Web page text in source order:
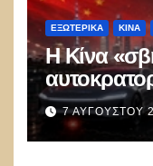
ΕΞΩΤΕΡΙΚΑ ΚΊΝΑ
Η Κίνα
100.000
πολιτικός
7 ΑΥΓΟΎΣΤΟΥ